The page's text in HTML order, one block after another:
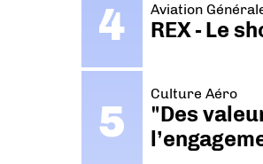
Aviation
REX - Le
Culture Aéro
"Des